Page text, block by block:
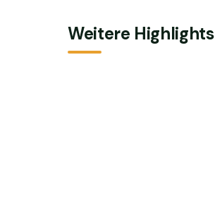
Weitere Highlights